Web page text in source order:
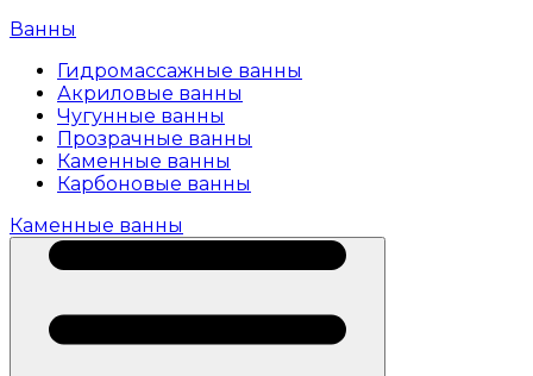
Ванны
Гидромассажные ванны
Акриловые ванны
Чугунные ванны
Прозрачные ванны
Каменные ванны
Карбоновые ванны
Каменные ванны